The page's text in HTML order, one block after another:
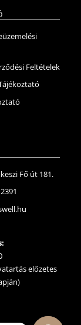
Feltételek
Fő út 181.
előzetes